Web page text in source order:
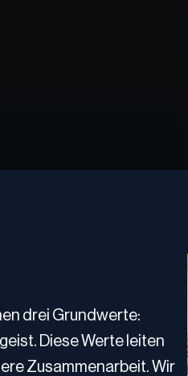
drei Grundwerte:
Diese Werte leiten
Zusammenarbeit. Wir